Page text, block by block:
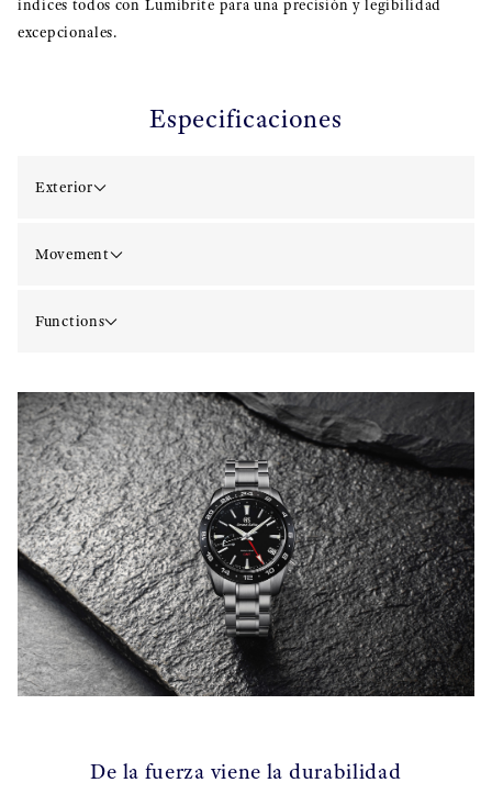
índices todos con Lumibrite para una precisión y legibilidad
excepcionales.
Especificaciones
Exterior
Movement
Functions
De la fuerza viene la durabilidad